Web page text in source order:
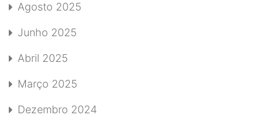
Agosto 2025
Junho 2025
Abril 2025
Março 2025
Dezembro 2024